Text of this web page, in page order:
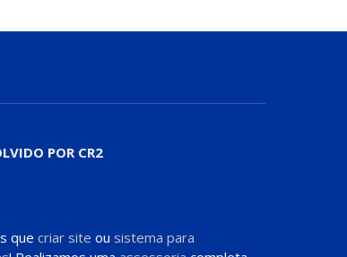
POR CR2
que criar site ou sistema para